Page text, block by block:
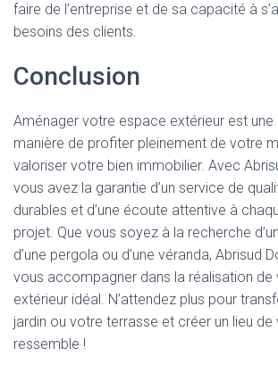
faire de l’entreprise et de sa capacité à
besoins des clients.
Conclusion
Aménager votre espace extérieur est une
manière de profiter pleinement de votre
valoriser votre bien immobilier. Avec
vous avez la garantie d’un service de
durables et d’une écoute attentive à
projet. Que vous soyez à la recherche
d’une pergola ou d’une véranda, Abrisud
vous accompagner dans la réalisation
extérieur idéal. N’attendez plus pour
jardin ou votre terrasse et créer un lieu de
ressemble !